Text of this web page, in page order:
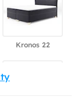
Kronos 22